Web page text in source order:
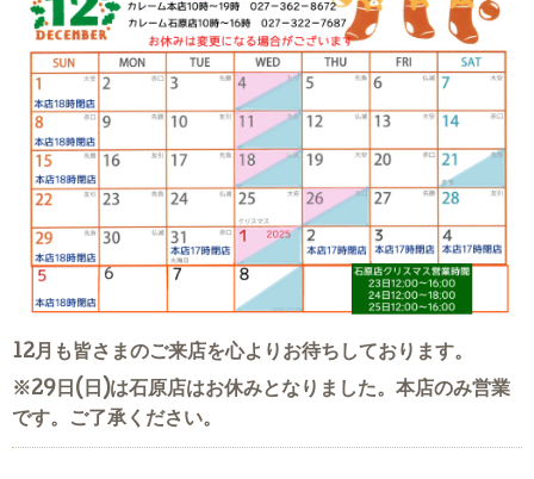
12月も皆さまのご来店を心よりお待ちしております。
※29日(日)は石原店はお休みとなりました。本店のみ営業
です。ご了承ください。